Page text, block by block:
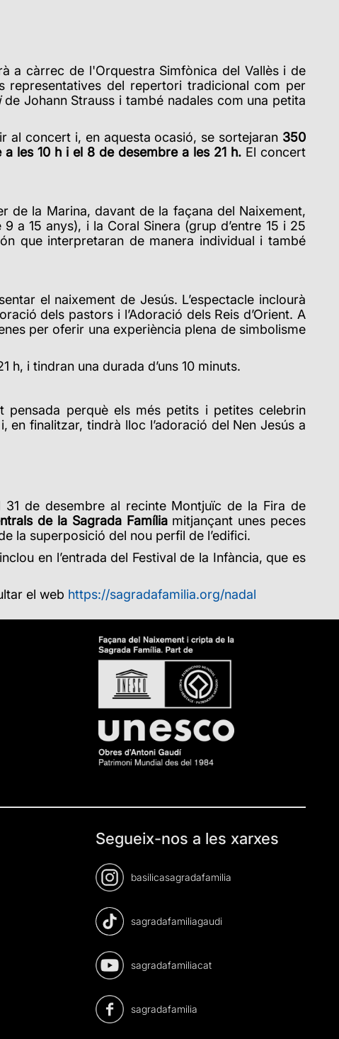
a càrrec de l'Orquestra Simfònica del Vallès i de
representatives del repertori tradicional com per
de Johann Strauss i també nadales com una petita
al concert i, en aquesta ocasió, se sortejaran 350
les 10 h i el 8 de desembre a les 21 h.El concert
de la Marina, davant de la façana del Naixement,
a 15 anys), i la Coral Sinera (grup d’entre 15 i 25
que interpretaran de manera individual i també
el naixement de Jesús. L’espectacle inclourà
dels pastors i l’Adoració dels Reis d’Orient. A
per oferir una experiència plena de simbolisme
h, i tindran una durada d’uns 10 minuts.
pensada perquè els més petits i petites celebrin
en finalitzar, tindrà lloc l’adoració del Nen Jesús a
de desembre al recinte Montjuïc de la Fira de
de la Sagrada Famíliamitjançant unes peces
la superposició del nou perfil de l’edifici.
en l’entrada del Festival de la Infància, que es
el web https://sagradafamilia.org/nadal
Segueix-nos a les xarxes
basilicasagradafamilia
sagradafamiliagaudi
sagradafamiliacat
sagradafamilia